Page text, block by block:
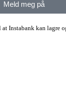
Meld meg på
Instabank kan lagre